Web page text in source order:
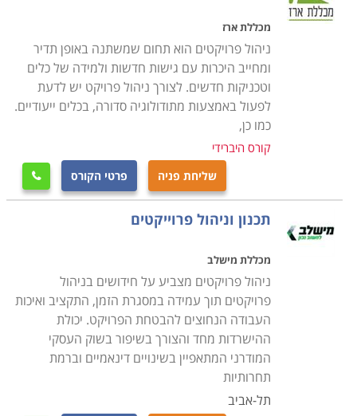
יזום- הגדרת הרעיון המוביל, המטרות והמניעים. בנקודה זו
מתגבשות הכוונות הכלליות כמו הצרכים שיש למלא, היעדים,
הלקוחות, בעלי העניין, ומי יהיו אלו שיבצעו את הפרוייקט
בפועל. במהלך שלב זה מגובש מסמך תכולה ראשוני, וגם
מתמנה מנהל פרוייקט.
-שלב קריטי שתחילתו חופפת לזו של היזום, וסיומו יגיע
רק לקראת סיום הפרוייקט. במהלכו נבנות תכניות עבודה
לכל יסוד פעילות כמו הגדרת לוחות זמנים ותקצוב עלויות
ורכש, כוח אדם, בניית צוות עבודה וחלוקת אחריות בו, ניהול
והערכת סיכונים, איפיון בקרת האיכות, קביעת נהלי עבודה
ייעודיים ותקשורת בין כל העושים במלאכה. במהלך שלב זה
גם נחתמים החוזים הרלוונטיים ומתאפשרת תחילת העבודה
המעשית בשטח.
ביצוע – שלב המתרחש החל מהתכנון וכלה בסיום הפרוייקט,
ובו נבראים בפועל תוצרי הפרוייקט המבוקשים. זהו כמובן
החלק המעשי והיקר ביותר, בו מופעלים החוזים שנחתמו,
ומושקעים רוב הכספים שתוכננו למטרה ובהתאם לתכנית
תוצר על מנת לעמוד ביעדים שנקבעו.
מכללת ארז
ניהול פרויקטים הוא תחום שמשתנה באופן תדיר
ומחייב היכרות עם גישות חדשות ולמידה של כלים
וטכניקות חדשים. לצורך ניהול פרויקט יש לדעת
לפעול באמצעות מתודולוגיה סדורה, בכלים ייעודיים.
כמו כן,
קורס היברידי
שליחת פניה פרטי הקורס 
תכנון וניהול פרוייקטים
מכללת מישלב
ניהול פרויקטים מצביע על חידושים בניהול
פרויקטים תוך עמידה במסגרת הזמן, התקציב ואיכות
העבודה הנחוצים להבטחת הפרויקט. יכולת
ההישרדות מחד והצורך בשיפור בשוק העסקי
המודרני המתאפיין בשינויים דינאמיים וברמת
תחרותיות
תל-אביב